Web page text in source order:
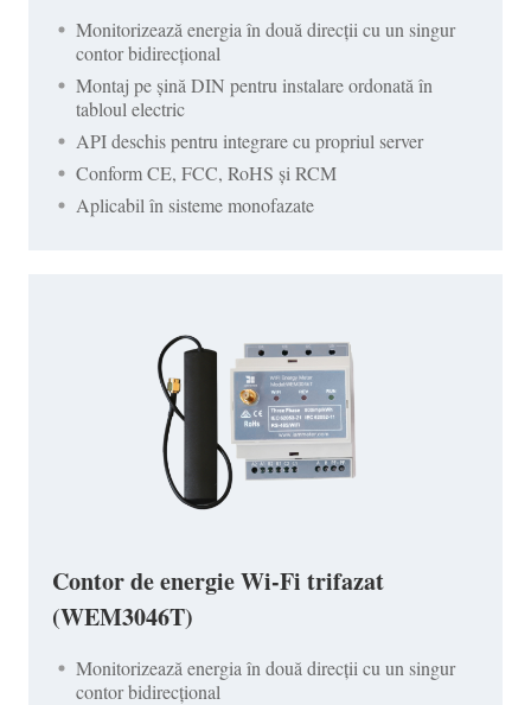
Monitorizează energia în două direcții cu un singur
contor bidirecțional
Montaj pe șină DIN pentru instalare ordonată în
tabloul electric
API deschis pentru integrare cu propriul server
Conform CE, FCC, RoHS și RCM
Aplicabil în sisteme monofazate
Contor de energie Wi-Fi trifazat
(WEM3046T)
Monitorizează energia în două direcții cu un singur
contor bidirecțional